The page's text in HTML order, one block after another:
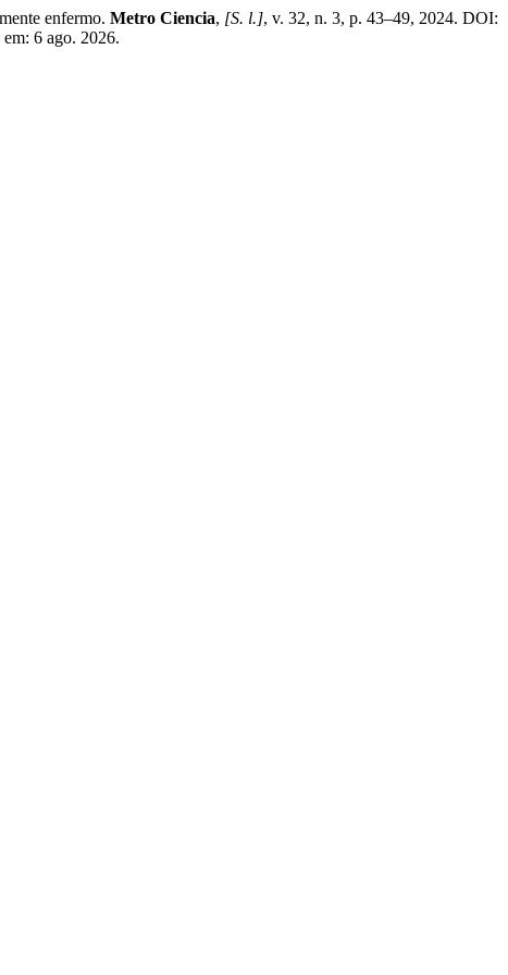
enfermo. Metro Ciencia, [S. l.], v. 32, n. 3, p. 43–49, 2024. DOI:
6 ago. 2026.